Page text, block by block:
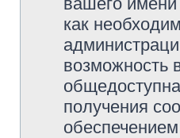
как
возможность
получения